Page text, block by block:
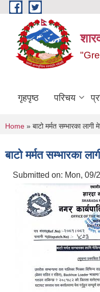
Skip to main content
गृहपृष्ठ परिचय
You are here
Home » बाटो मर्मत सम्भारका
बाटो मर्मत सम्भारका
Submitted on: Mon, 09/